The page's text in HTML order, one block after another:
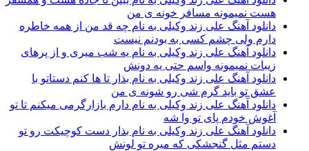
هست نمیمونه مسافر خونه ی من
دانلود آهنگ علی زند وکیلی به نام چه قد من از همه خاطره
دارم ولی چشم كسی به بودنم نیست
دانلود آهنگ علی زند وکیلی به نام یه شب میرى و از پرهای
زيبات نمیمونه واسم حتی یه دونش
دانلود آهنگ علی زند وکیلی به نام بذار تا ها كنم دستاتو با
عشق تو باید گرم شی رو شونه ى من
دانلود آهنگ علی زند وکیلی به نام دارم بازارگرمی میكنم تا تو
آغوش خودم پای تو وا شه
دانلود آهنگ علی زند وکیلی به نام بذار دست كوچیكت رو تو
دستم مثل گنجشكی كه میره تو لونش